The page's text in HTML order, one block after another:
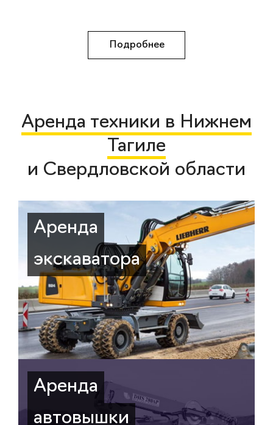
Подробнее
Аренда техники в Нижнем
Тагиле
и Свердловской области
Аренда
экскаватора
Аренда
автовышки